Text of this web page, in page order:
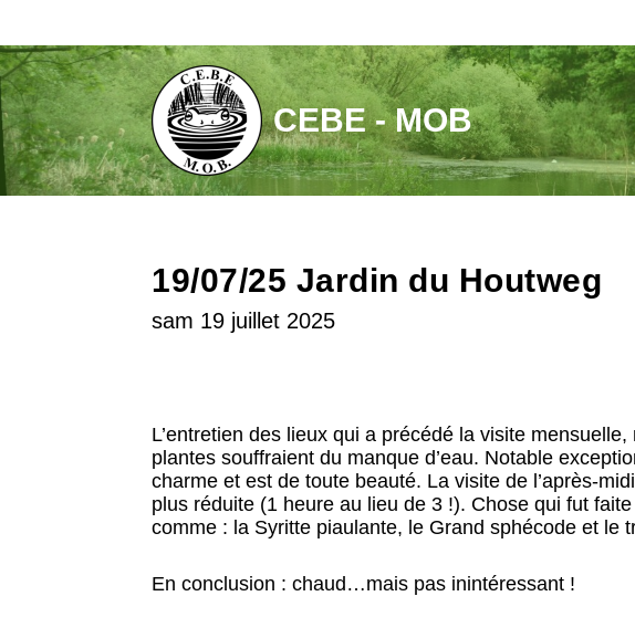
Aller
au
contenu
CEBE - MOB
19/07/25 Jardin du Houtweg
sam 19 juillet 2025
L’entretien des lieux qui a précédé la visite
plantes souffraient du manque d’eau. Notable
charme et est de toute beauté. La visite de l’après-
plus réduite (1 heure au lieu de 3 !). Chose qui fut
comme : la Syritte piaulante, le Grand sphécode et le
En conclusion : chaud…mais pas inintéressant !